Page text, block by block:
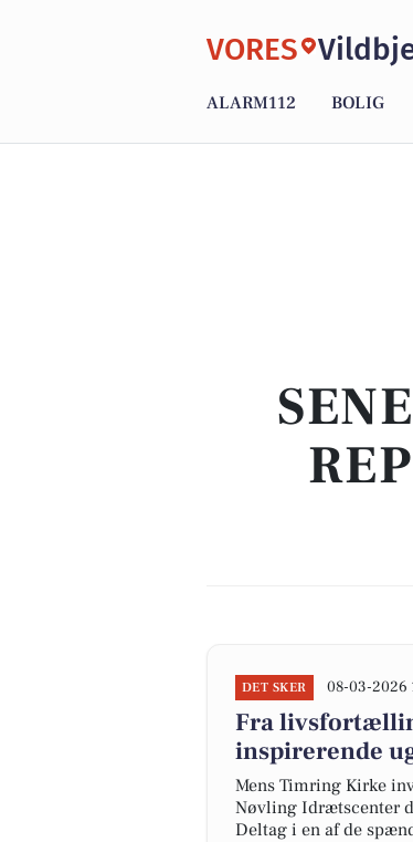
VORES
ALARM112 BOLIG
DET SKER 08-03-2026
Fra
inspirerende
Mens Timring Kirke
Nøvling Idrætscenter
Deltag i en af de